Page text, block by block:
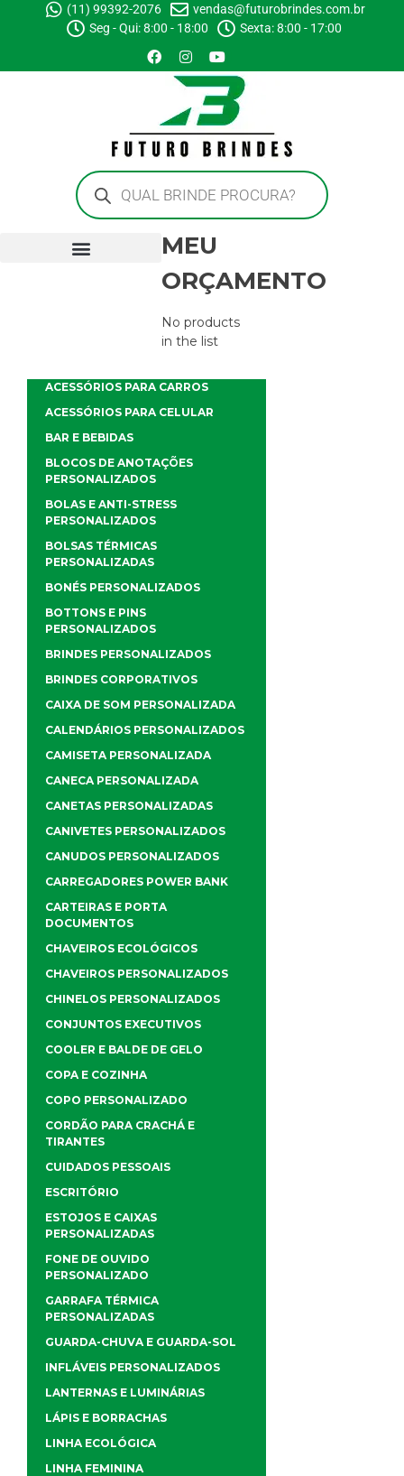
(11) 99392-2076
vendas@futurobrindes.com.br
Seg - Qui: 8:00 - 18:00
Sexta: 8:00 - 17:00
MEU
ORÇAMENTO
No products
in the list
ACESSÓRIOS PARA CARROS
ACESSÓRIOS PARA CELULAR
BAR E BEBIDAS
BLOCOS DE ANOTAÇÕES
PERSONALIZADOS
BOLAS E ANTI-STRESS
PERSONALIZADOS
BOLSAS TÉRMICAS
PERSONALIZADAS
BONÉS PERSONALIZADOS
BOTTONS E PINS
PERSONALIZADOS
BRINDES PERSONALIZADOS
BRINDES CORPORATIVOS
CAIXA DE SOM PERSONALIZADA
CALENDÁRIOS PERSONALIZADOS
CAMISETA PERSONALIZADA
CANECA PERSONALIZADA
CANETAS PERSONALIZADAS
CANIVETES PERSONALIZADOS
CANUDOS PERSONALIZADOS
CARREGADORES POWER BANK
CARTEIRAS E PORTA
DOCUMENTOS
CHAVEIROS ECOLÓGICOS
CHAVEIROS PERSONALIZADOS
CHINELOS PERSONALIZADOS
CONJUNTOS EXECUTIVOS
COOLER E BALDE DE GELO
COPA E COZINHA
COPO PERSONALIZADO
CORDÃO PARA CRACHÁ E
TIRANTES
CUIDADOS PESSOAIS
ESCRITÓRIO
ESTOJOS E CAIXAS
PERSONALIZADAS
FONE DE OUVIDO
PERSONALIZADO
GARRAFA TÉRMICA
PERSONALIZADAS
GUARDA-CHUVA E GUARDA-SOL
INFLÁVEIS PERSONALIZADOS
LANTERNAS E LUMINÁRIAS
LÁPIS E BORRACHAS
LINHA ECOLÓGICA
LINHA FEMININA